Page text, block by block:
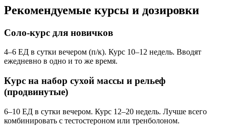
Рекомендуемые курсы и дозировки
Соло-курс для новичков
4–6 ЕД в сутки вечером (п/к). Курс 10–12 недель. Вводят
ежедневно в одно и то же время.
Курс на набор сухой массы и рельеф
(продвинутые)
6–10 ЕД в сутки вечером. Курс 12–20 недель. Лучше всего
комбинировать с тестостероном или тренболоном.